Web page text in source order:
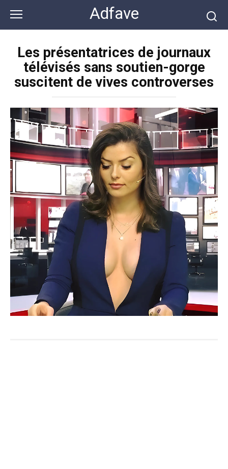
контенту
Adfave
Les présentatrices de journaux
télévisés sans soutien-gorge
suscitent de vives controverses